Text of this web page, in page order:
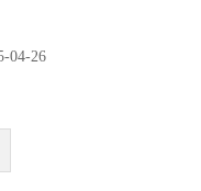
04-26